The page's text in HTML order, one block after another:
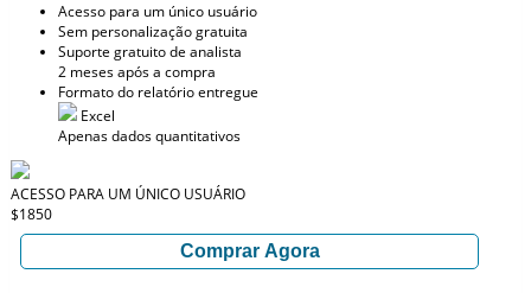
Acesso para um único usuário
Sem personalização gratuita
Suporte gratuito de analista
2 meses após a compra
Formato do relatório entregue
Excel
Apenas dados quantitativos
ACESSO PARA UM ÚNICO USUÁRIO
$1850
Comprar Agora